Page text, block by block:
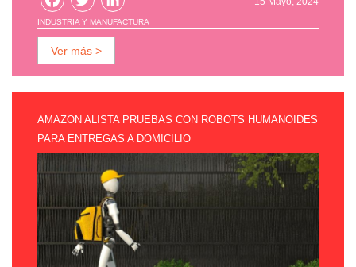
Facebook
Twitter
LinkedIn
AMAZON ALISTA PRUEBAS CON ROBOTS HUMANOIDES
PARA ENTREGAS A DOMICILIO